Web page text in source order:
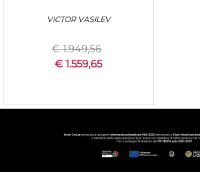
VICTOR VASILEV
€ 1.949,56
€ 1.559,65